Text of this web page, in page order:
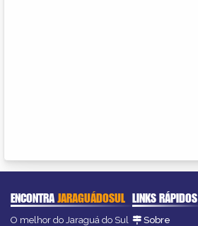
ENCONTRAJARAGUÁDOSUL
O melhor do Jaraguá do Sul
LINKS RÁPIDOS
Sobre